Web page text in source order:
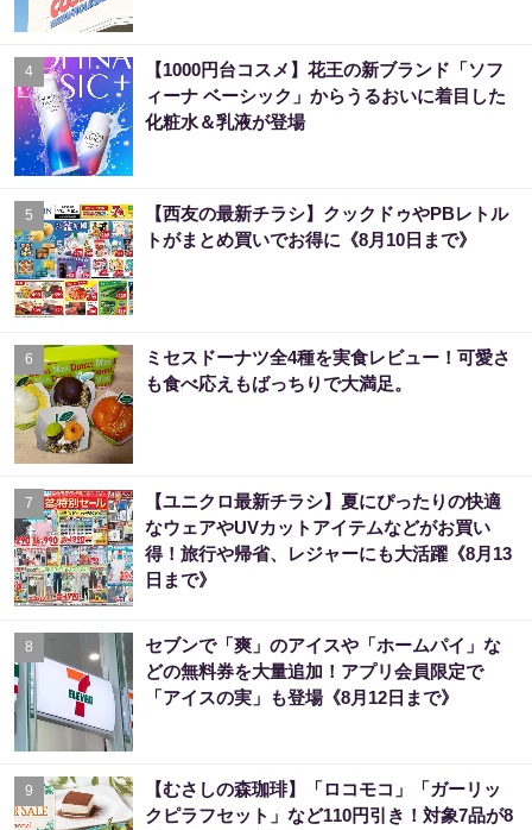
4
【1000円台コスメ】花王の新ブランド「ソフ
ィーナ ベーシック」からうるおいに着目した
化粧水＆乳液が登場
5
【西友の最新チラシ】クックドゥやPBレトル
トがまとめ買いでお得に《8月10日まで》
6
ミセスドーナツ全4種を実食レビュー！可愛さ
も食べ応えもばっちりで大満足。
7
【ユニクロ最新チラシ】夏にぴったりの快適
なウェアやUVカットアイテムなどがお買い
得！旅行や帰省、レジャーにも大活躍《8月13
日まで》
8
セブンで「爽」のアイスや「ホームパイ」な
どの無料券を大量追加！アプリ会員限定で
「アイスの実」も登場《8月12日まで》
9
【むさしの森珈琲】「ロコモコ」「ガーリッ
クピラフセット」など110円引き！対象7品が8